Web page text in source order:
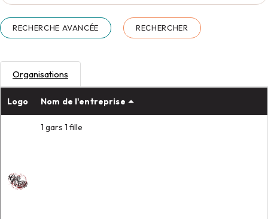
RECHERCHE AVANCÉE
Organisations
Logo Nom de l'entreprise
1 gars 1 fille